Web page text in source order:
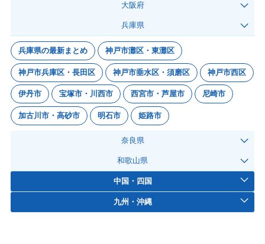
大阪府
兵庫県
兵庫県の最新まとめ 神戸市灘区・東灘区
神戸市兵庫区・長田区 神戸市垂水区・須磨区 神戸市西区
伊丹市 宝塚市・川西市 西宮市・芦屋市 尼崎市
加古川市・高砂市 明石市 姫路市
奈良県
和歌山県
中国・四国
九州・沖縄